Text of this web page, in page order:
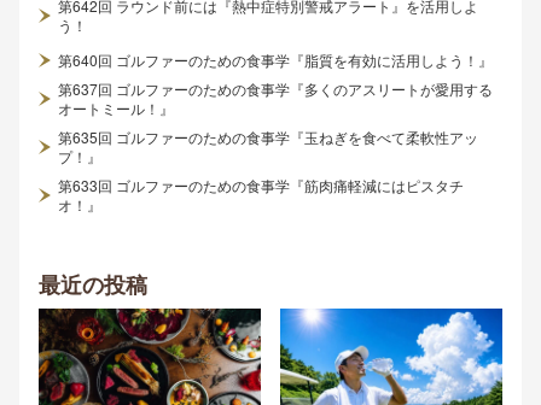
第642回 ラウンド前には『熱中症特別警戒アラート』を活用しよ
う！
第640回 ゴルファーのための食事学『脂質を有効に活用しよう！』
第637回 ゴルファーのための食事学『多くのアスリートが愛用する
オートミール！』
第635回 ゴルファーのための食事学『玉ねぎを食べて柔軟性アッ
プ！』
第633回 ゴルファーのための食事学『筋肉痛軽減にはピスタチ
オ！』
最近の投稿